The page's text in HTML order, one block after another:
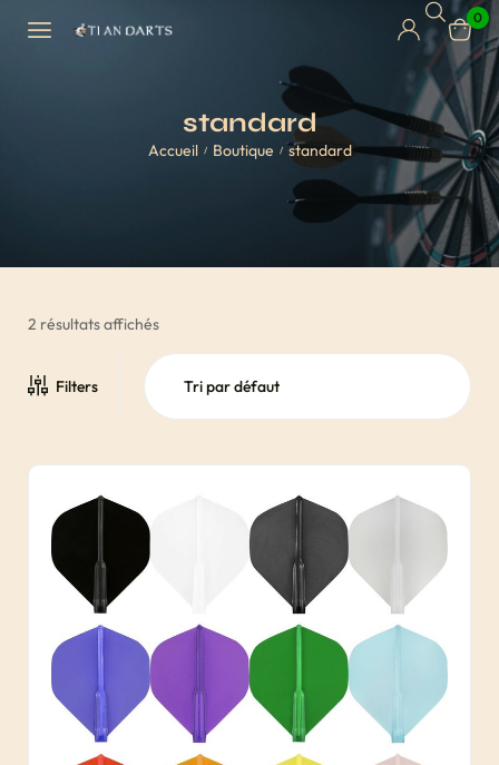
0
standard
Accueil / Boutique / standard
2 résultats affichés
Filters